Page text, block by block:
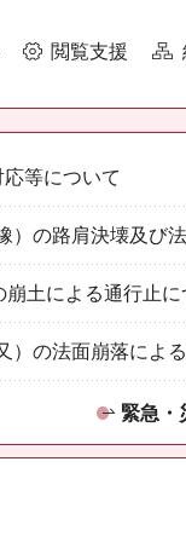
閲覧支援
等について
）の路肩決壊及び
土による通行止
）の法面崩落によ
緊急・